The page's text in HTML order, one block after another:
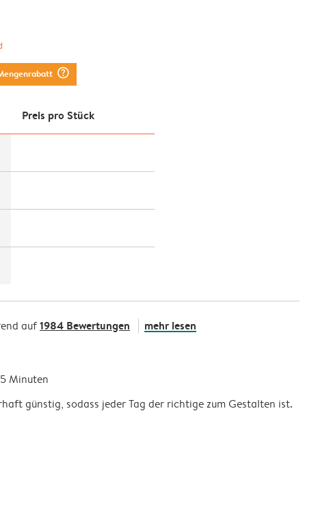
question_mark_circle
Preis pro Stück
auf1984 Bewertungen mehr lesen
Minuten
günstig, sodass jeder Tag der richtige zum Gestalten ist.